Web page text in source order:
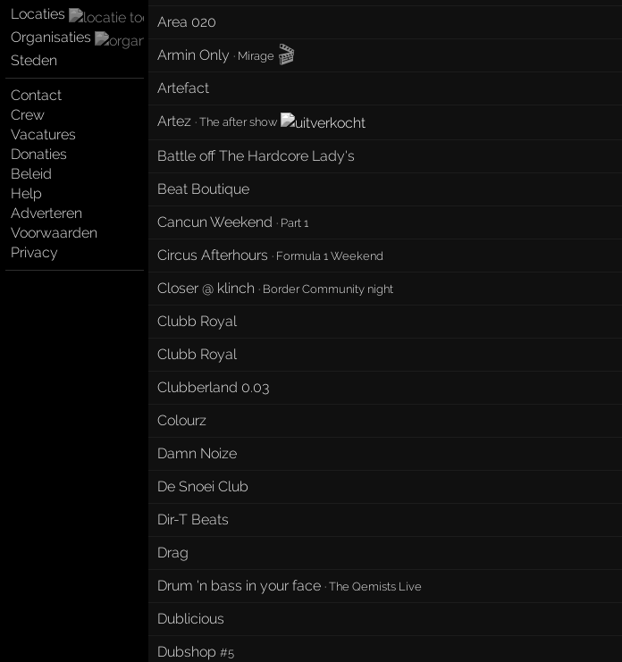
Locaties
Organisaties
Steden
Contact
Crew
Vacatures
Donaties
Beleid
Help
Adverteren
Voorwaarden
Privacy
Area 020
Armin Only · Mirage 🎬
Artefact
Artez ·The after show
Battle off The Hardcore Lady's
Beat Boutique
Cancun Weekend · Part 1
Circus Afterhours · Formula 1 Weekend
Closer @ klinch · Border Community night
Clubb Royal
Clubb Royal
Clubberland 0.03
Colourz
Damn Noize
De Snoei Club
Dir-T Beats
Drag
Drum 'n bass in your face ·The Qemists Live
Dublicious
Dubshop #5